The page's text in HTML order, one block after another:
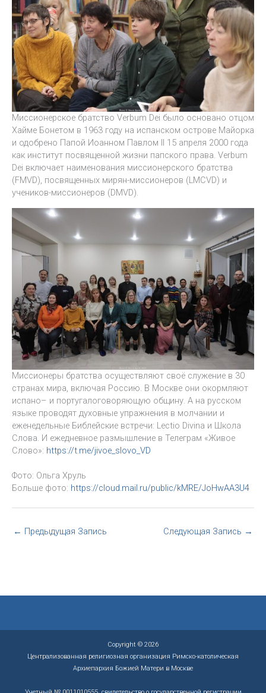
Миссионерское братство Verbum Dei было основано отцом
Хайме Бонетом в 1963 году на испанском острове Майорка
и одобрено Папой Иоанном Павлом II 15 апреля 2000 года
как институт посвященной жизни папского права. Verbum
Dei включает наименования миссионерского братства
(FMVD), посвященных мирян-миссионеров (LMCVD) и
учеников-миссионеров (DMVD).
Миссионеры братства осуществляют своё служение в 30
странах мира, включая Россию. В Москве они окормляют
испано– и португалоговоряющую общину. А на русском
языке проводят духовные упражнения в молчании и
еженедельные Библейские встречи: Lectio Divina и Школа
Слова. И ежедневное размышление в Телеграм «Живое
Слово»: https://t.me/jivoe_slovo_VD
Фото: Ольга Хруль
Больше фото: https://cloud.mail.ru/public/kMRE/JoHwAA3U4
← Предыдущая Запись Следующая Запись →
Copyright © 2026
Централизованная религиозная организация Римско-католическая
Архиепархия Божией Матери в Москве